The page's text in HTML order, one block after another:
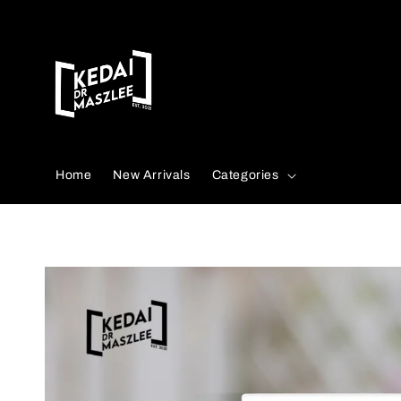
Home New Arrivals Categories